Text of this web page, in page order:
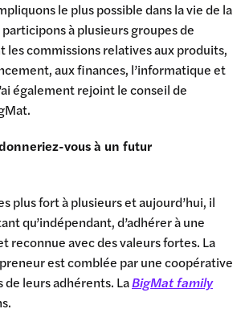
le plus possible dans la vie de la
à plusieurs groupes de
commissions relatives aux produits,
aux finances, l’informatique et
également rejoint le conseil de
vous à un futur
plus fort à plusieurs et aujourd’hui, il
qu’indépendant, d’adhérer à une
reconnue avec des valeurs fortes. La
est comblée par une coopérative
de leurs adhérents. LaBigMat family